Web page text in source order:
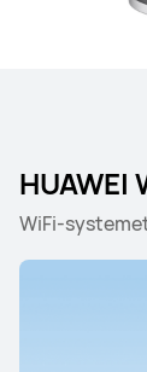
WiFi-